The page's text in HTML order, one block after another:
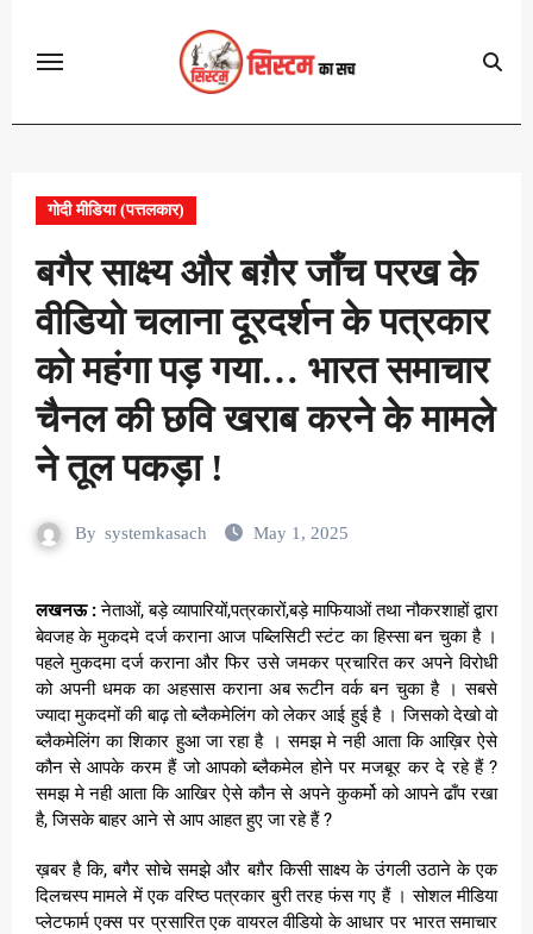
गोदी मीडिया (पत्तलकार)
बगैर साक्ष्य और बग़ैर जाँच परख के
वीडियो चलाना दूरदर्शन के पत्रकार
को महंगा पड़ गया… भारत समाचार
चैनल की छवि खराब करने के मामले
ने तूल पकड़ा !
By systemkasach May 1, 2025
लखनऊ :नेताओं, बड़े व्यापारियों,पत्रकारों,बड़े माफियाओं तथा नौकरशाहों द्वारा
बेवजह के मुकदमे दर्ज कराना आज पब्लिसिटी स्टंट का हिस्सा बन चुका है ।
पहले मुकदमा दर्ज कराना और फिर उसे जमकर प्रचारित कर अपने विरोधी
को अपनी धमक का अहसास कराना अब रूटीन वर्क बन चुका है । सबसे
ज्यादा मुकदमों की बाढ़ तो ब्लैकमेलिंग को लेकर आई हुई है । जिसको देखो वो
ब्लैकमेलिंग का शिकार हुआ जा रहा है । समझ मे नही आता कि आख़िर ऐसे
कौन से आपके करम हैं जो आपको ब्लैकमेल होने पर मजबूर कर दे रहे हैं ?
समझ मे नही आता कि आखिर ऐसे कौन से अपने कुकर्मो को आपने ढाँप रखा
है, जिसके बाहर आने से आप आहत हुए जा रहे हैं ?
ख़बर है कि, बगैर सोचे समझे और बग़ैर किसी साक्ष्य के उंगली उठाने के एक
दिलचस्प मामले में एक वरिष्ठ पत्रकार बुरी तरह फंस गए हैं । सोशल मीडिया
प्लेटफार्म एक्स पर प्रसारित एक वायरल वीडियो के आधार पर भारत समाचार